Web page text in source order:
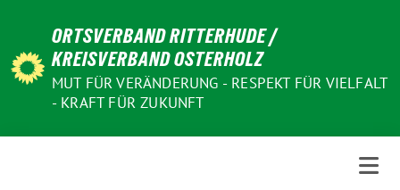
Inhalt
ORTSVERBAND RITTERHUDE /
KREISVERBAND OSTERHOLZ
MUT FÜR VERÄNDERUNG - RESPEKT FÜR VIELFALT
- KRAFT FÜR ZUKUNFT